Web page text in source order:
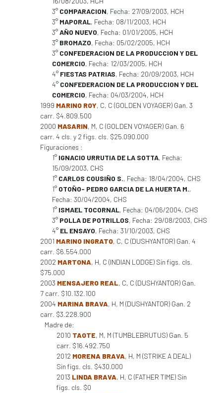
3° COMPARACION, Fecha: 27/09/2003, HCH
3° MAPORAL, Fecha: 08/11/2003, HCH
3°AÑO NUEVO, Fecha: 01/01/2005, HCH
3° BROMAZO, Fecha: 05/02/2005, HCH
3° CONFEDERACION DE LA PRODUCCION Y DEL
COMERCIO, Fecha: 12/03/2005, HCH
4° FIESTAS PATRIAS, Fecha: 20/09/2003, HCH
4° CONFEDERACION DE LA PRODUCCION Y DEL
COMERCIO, Fecha: 04/03/2004, HCH
1999 MARINO ROY, C, C (GOLDEN VOYAGER) Gan. 3
carr. $4.809.500
2000 MASARIN, M, C (GOLDEN VOYAGER) Gan. 6
carr. 4 cls. y 2 figs. cls. $25.090.000
Figuraciones :
1° IGNACIO URRUTIA DE LA SOTTA, Fecha:
15/09/2003, CHS
1° CARLOS COUSIÑO S., Fecha: 18/04/2004, CHS
1° OTOÑO- PEDRO GARCIA DE LA HUERTA M.,
Fecha: 30/04/2004, CHS
1° ISMAEL TOCORNAL, Fecha: 04/06/2004, CHS
3° POLLA DE POTRILLOS, Fecha: 29/08/2003, CHS
4° EL ENSAYO, Fecha: 31/10/2003, CHS
2001 MARINO INGRATO, C, C (DUSHYANTOR) Gan. 4
carr. $6.554.000
2002 MARTONA, H, C (INDIAN LODGE) Sin figs. cls.
$75.000
2003 MENSAJERO REAL, C, C (DUSHYANTOR) Gan.
7 carr. $10.132.100
2004 MARINA BRAVA, H, M (DUSHYANTOR) Gan. 2
carr. $3.228.900
Madre de:
2010 TAOTE, M, M (TUMBLEBRUTUS) Gan. 5
carr. $16.492.750
2012 MORENA BRAVA, H, M (STRIKE A DEAL)
Sin figs. cls. $430.000
2013 LINDA BRAVA, H, C (FATHER TIME) Sin
figs. cls. $0